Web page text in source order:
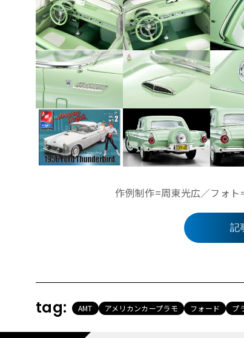
作例制作=周東光広／フォ
記
tag: AMT アメリカンカープラモ フォード プ